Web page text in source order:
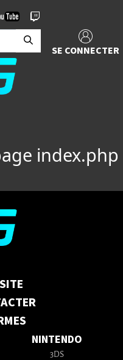
SE CONNECTER
index.php
NINTENDO
3DS